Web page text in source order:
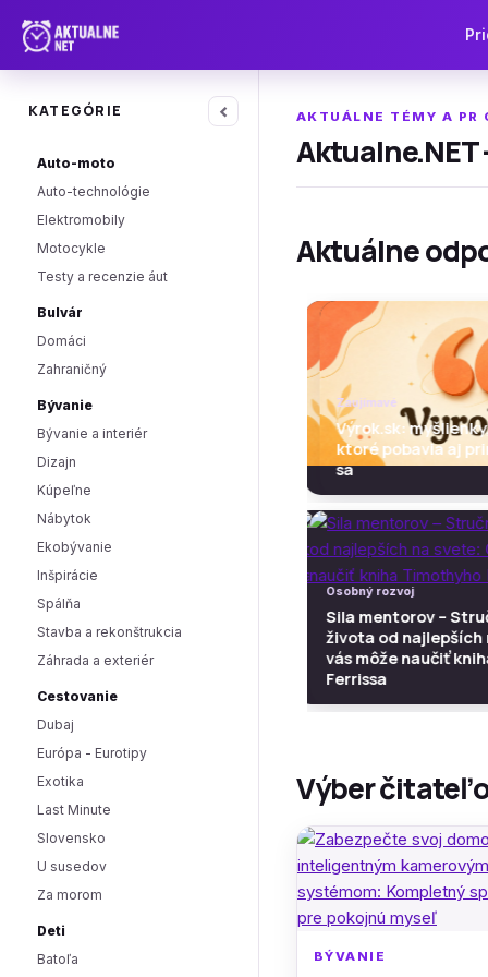
KATEGÓRIE ‹
Auto-moto
Auto-technológie
Elektromobily
Motocykle
Testy a recenzie áut
Bulvár
Domáci
Zahraničný
Bývanie
Bývanie a interiér
Dizajn
Kúpeľne
Nábytok
Ekobývanie
Inšpirácie
Spálňa
Stavba a rekonštrukcia
Záhrada a exteriér
Cestovanie
Dubaj
Európa - Eurotipy
Exotika
Last Minute
Slovensko
U susedov
Za morom
Deti
Batoľa
AKTUÁLNE TÉMY A PR
Aktualne.NET
Aktuálne
Zaujímavé
Výrok.sk:
ktoré pobavia aj
sa
Zaujímavé
Výrok.sk:
ktoré pobavia aj
sa
Osobný rozvoj
Sila mentorov –
života od najlepších
vás môže naučiť
Ferrissa
Osobný rozvoj
Sila mentorov –
života od najlepších
vás môže naučiť
Ferrissa
Výber
BÝVANIE